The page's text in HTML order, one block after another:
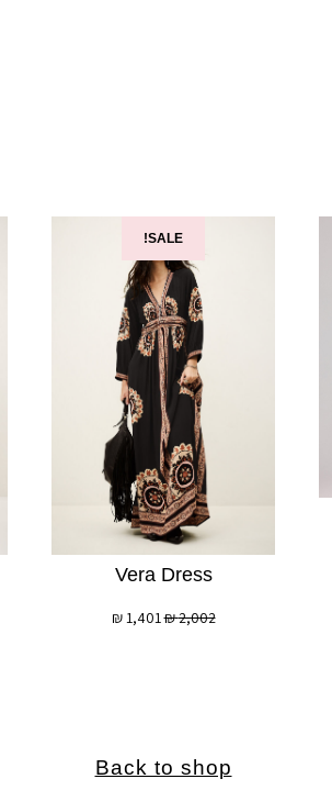
SALE!
Vera Dress
2,002
₪
1,401
₪
Back to shop